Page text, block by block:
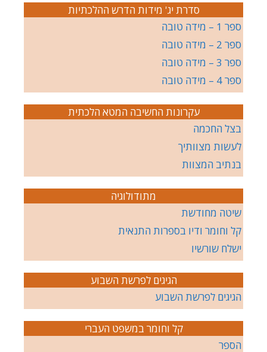
סדרת יג' מידות הדרש ההלכתיות
ספר 1 – מידה טובה
ספר 2 – מידה טובה
ספר 3 – מידה טובה
ספר 4 – מידה טובה
עקרונות החשיבה המטא הלכתית
בצל החכמה
לעשות מצוותיך
בנתיב המצוות
מתודולוגיה
שיטה מחודשת
קל וחומר ודיו בספרות התנאית
ישלח שורשיו
הגיגים לפרשת השבוע
הגיגים לפרשת השבוע
קל וחומר במשפט העברי
הספר